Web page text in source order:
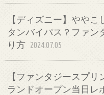
【ディズニー】やや
タンバイパス？ファン
り方 2024.07.05
【ファンタジースプ
ランドオープン当日レ